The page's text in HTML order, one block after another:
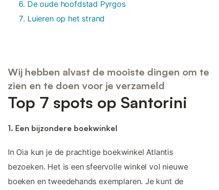
De oude hoofdstad Pyrgos
Luieren op het strand
Wij hebben alvast de mooiste dingen om te
zien en te doen voor je verzameld
Top 7 spots op Santorini
1. Een bijzondere boekwinkel
In Oia kun je de prachtige boekwinkel Atlantis
bezoeken. Het is een sfeervolle winkel vol nieuwe
boeken en tweedehands exemplaren. Je kunt de